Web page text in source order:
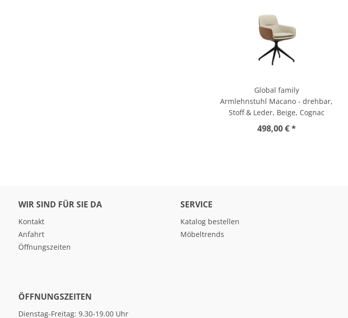
Global family
Armlehnstuhl Macano - drehbar,
Stoff & Leder, Beige, Cognac
498,00 € *
WIR SIND FÜR SIE DA
Kontakt
Anfahrt
Öffnungszeiten
SERVICE
Katalog bestellen
Möbeltrends
ÖFFNUNGSZEITEN
Dienstag-Freitag: 9.30-19.00 Uhr